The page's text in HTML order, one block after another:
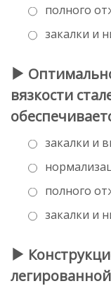
полного
закалки и
вязкости
закалки и
полного
закалки и